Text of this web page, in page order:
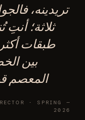
تريدينه،
ثلاثة؛
طبقات
بين
المعصم
· SPRING
2026